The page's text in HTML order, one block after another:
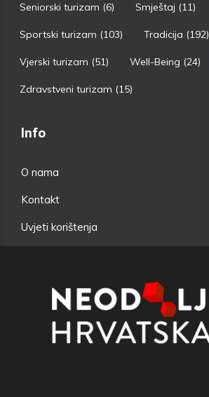
Seniorski turizam (6) Smještaj (11)
Sportski turizam (103) Tradicija (192)
Vjerski turizam (51) Well-Being (24)
Zdravstveni turizam (15)
Info
O nama
Kontakt
Uvjeti korištenja